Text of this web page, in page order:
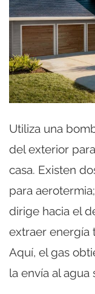
Utiliza una
del exterior
casa. Existen
para
dirige hacia el
extraer energía
Aquí, el gas
la envía al